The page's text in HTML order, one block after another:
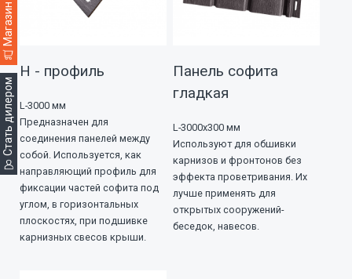
Стать дилером
Магазин
Н - профиль
L-3000 мм
Предназначен для
соединения панелей между
собой. Используется, как
направляющий профиль для
фиксации частей софита под
углом, в горизонтальных
плоскостях, при подшивке
карнизных свесов крыши.
Панель софита
гладкая
L-3000х300 мм
Используют для обшивки
карнизов и фронтонов без
эффекта проветривания. Их
лучше применять для
открытых сооружений-
беседок, навесов.